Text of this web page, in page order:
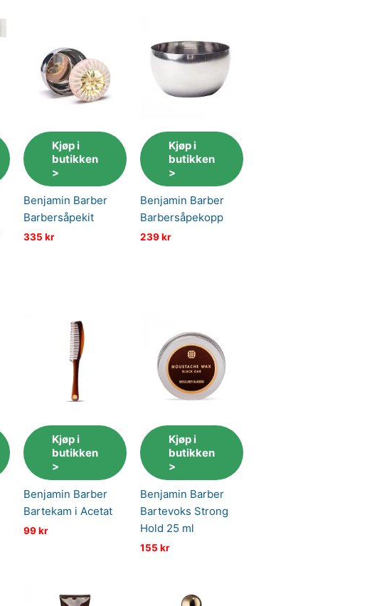
Kjøp i
butikken
>
Benjamin Barber
Barbersåpekit
335 kr
Kjøp i
butikken
>
Benjamin Barber
Barbersåpekopp
239kr
Kjøp i
butikken
>
Benjamin Barber
Bartekam i Acetat
99kr
Kjøp i
butikken
>
Benjamin Barber
Bartevoks Strong
Hold 25 ml
155 kr